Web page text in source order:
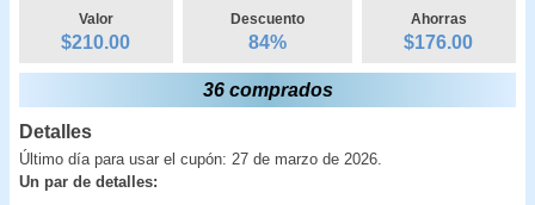
Valor
$210.00
Descuento
84%
Ahorras
$176.00
36 comprados
Detalles
Último día para usar el cupón: 27 de marzo de 2026.
Un par de detalles: